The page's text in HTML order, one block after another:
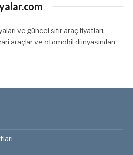
ve güncel sıfır araç fiyatları,
araçlar ve otomobil dünyasından